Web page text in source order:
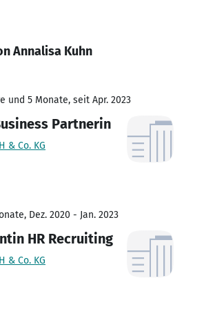
Annalisa Kuhn
und 5 Monate, seit Apr. 2023
Partnerin
& Co. KG
Dez. 2020 - Jan. 2023
HR Recruiting
& Co. KG